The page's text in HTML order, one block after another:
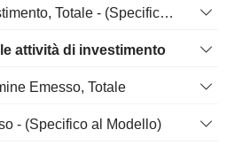
Altre Attività di Investimento, Totale - (Specifico al Modello)
attività di investimento
Emesso, Totale
- (Specifico al Modello)